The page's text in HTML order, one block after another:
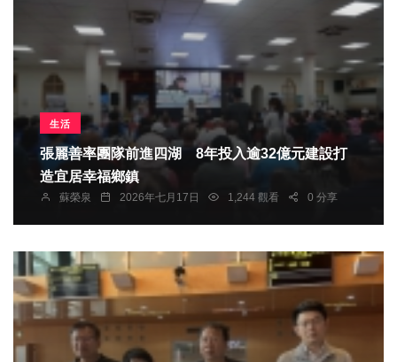
生活
張麗善率團隊前進四湖 8年投入逾32億元建設打
造宜居幸福鄉鎮
蘇榮泉 2026年七月17日 1,244 觀看 0 分享